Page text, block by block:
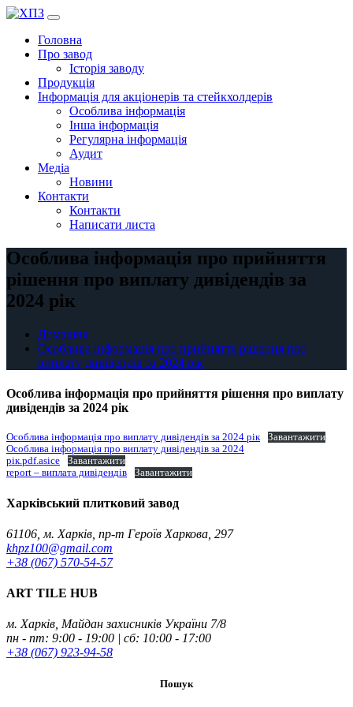
Перейти
вмістуГоловна
Про завод
Історія заводу
Продукція
Інформація для акціонерів та стейкхолдерів
Особлива інформація
Інша інформація
Регулярна інформація
Аудит
Медіа
Новини
Контакти
Контакти
Написати листа
Особлива інформація про прийняття
рішення про виплату дивідендів за
2024 рік
Домашня
Особлива інформація про прийняття рішення про
виплату дивідендів за 2024 рік
Особлива інформація про прийняття рішення про виплату
дивідендів за 2024 рік
Особлива інформація про виплату дивідендів за 2024 рік
Завантажити
Особлива інформація про виплату дивідендів за 2024
рік.pdf.asice
Завантажити
report – виплата дивідендів
Завантажити
Харківський плитковий завод
61106, м. Харків, пр-т Героїв Харкова, 297
khpz100@gmail.com
+38 (067) 570-54-57
ART TILE HUB
м. Харків, Майдан захисників України 7/8
пн - пт: 9:00 - 19:00 | сб: 10:00 - 17:00
+38 (067) 923-94-58
Пошук